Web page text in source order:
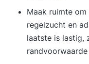
representatieve
tot inhouse
op uw eigen
trainer is Ben
Maak ruimte
regelzucht en
laatste is lastig,